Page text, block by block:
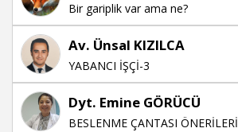
Bir gariplik var ama ne?
Av. Ünsal KIZILCA
YABANCI İŞÇİ-3
Dyt. Emine GÖRÜCÜ
BESLENME ÇANTASI ÖNERİLERİ